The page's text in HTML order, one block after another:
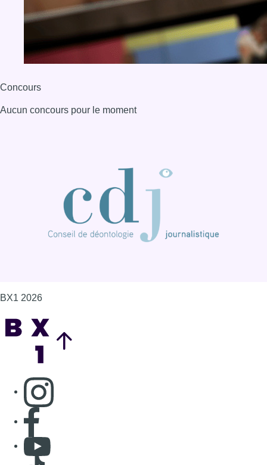
Concours
Aucun concours pour le moment
BX1 2026
Consulter page Instagram
Consulter page Facebook
Consulter Youtube
Consulter TikTok